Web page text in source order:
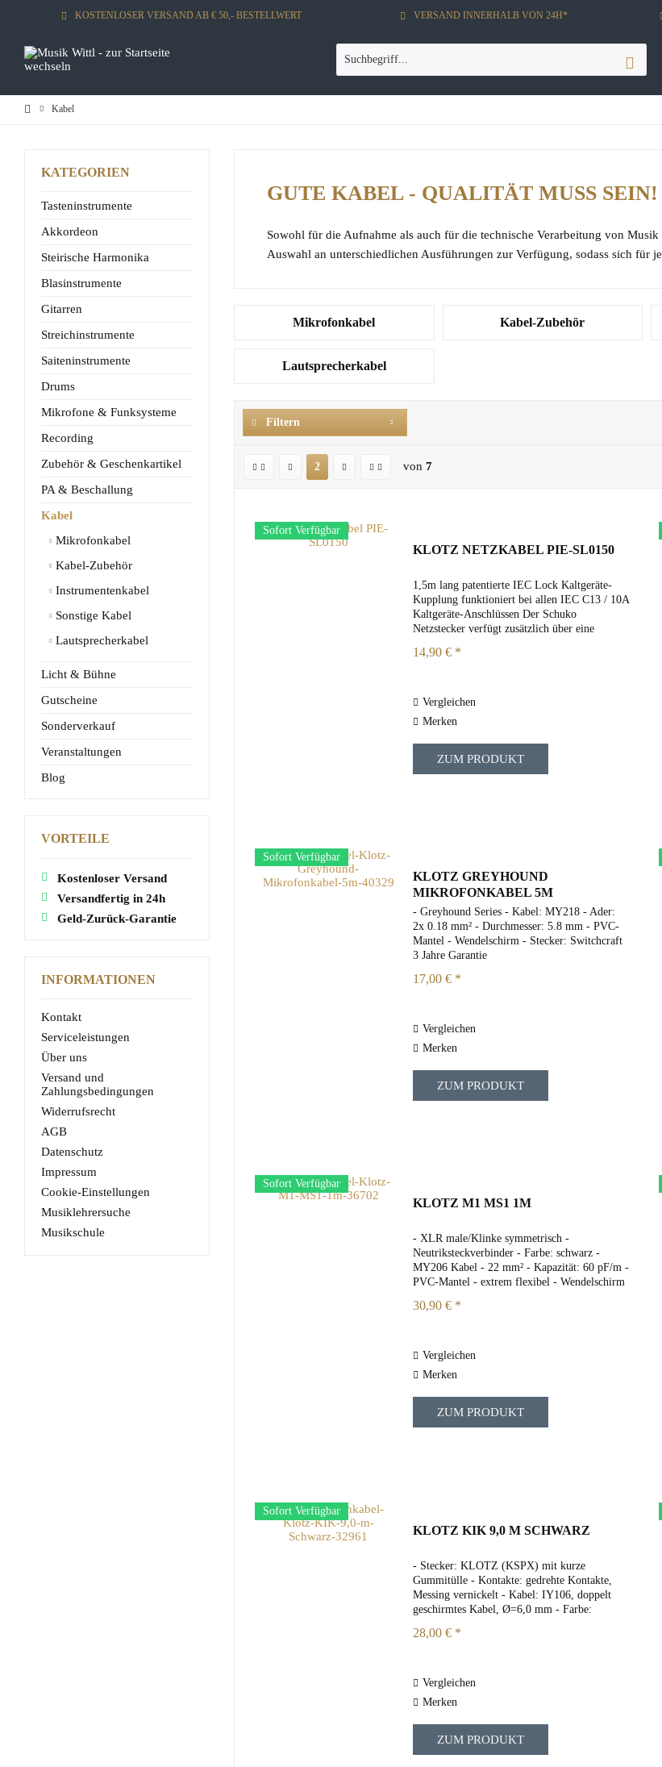
KOSTENLOSER VERSAND AB € 50,- BESTELLWERT VERSAND INNERHALB VON 24H*
Kabel
KATEGORIEN
Tasteninstrumente
Akkordeon
Steirische Harmonika
Blasinstrumente
Gitarren
Streichinstrumente
Saiteninstrumente
Drums
Mikrofone & Funksysteme
Recording
Zubehör & Geschenkartikel
PA & Beschallung
Kabel
Mikrofonkabel
Kabel-Zubehör
Instrumentenkabel
Sonstige Kabel
Lautsprecherkabel
Licht & Bühne
Gutscheine
Sonderverkauf
Veranstaltungen
Blog
VORTEILE
Kostenloser Versand
Versandfertig in 24h
Geld-Zurück-Garantie
INFORMATIONEN
Kontakt
Serviceleistungen
Über uns
Versand und
Zahlungsbedingungen
Widerrufsrecht
AGB
Datenschutz
Impressum
Cookie-Einstellungen
Musiklehrersuche
Musikschule
GUTE KABEL - QUALITÄT MUSS SEIN!
Sowohl für die Aufnahme als auch für die technische Verarbeitung von
Auswahl an unterschiedlichen Ausführungen zur Verfügung, sodass sich für
Mikrofonkabel Kabel-Zubehör
Lautsprecherkabel
Filtern
2 von 7
Sofort Verfügbar
KLOTZ NETZKABEL PIE-SL0150
1,5m lang patentierte IEC Lock Kaltgeräte-
Kupplung funktioniert bei allen IEC C13 / 10A
Kaltgeräte-Anschlüssen Der Schuko
Netzstecker verfügt zusätzlich über eine
französischer Netzdosen Zum Lösen des...
14,90 € *
Vergleichen
Merken
ZUM PRODUKT
Sofort Verfügbar
KLOTZ GREYHOUND
MIKROFONKABEL 5M
- Greyhound Series - Kabel: MY218 - Ader:
2x 0.18 mm² - Durchmesser: 5.8 mm - PVC-
Mantel - Wendelschirm - Stecker: Switchcraft
3 Jahre Garantie
17,00 € *
Vergleichen
Merken
ZUM PRODUKT
Sofort Verfügbar
KLOTZ M1 MS1 1M
- XLR male/Klinke symmetrisch -
Neutriksteckverbinder - Farbe: schwarz -
MY206 Kabel - 22 mm² - Kapazität: 60 pF/m -
PVC-Mantel - extrem flexibel - Wendelschirm
30,90 € *
Vergleichen
Merken
ZUM PRODUKT
Sofort Verfügbar
KLOTZ KIK 9,0 M SCHWARZ
- Stecker: KLOTZ (KSPX) mit kurze
Gummitülle - Kontakte: gedrehte Kontakte,
Messing vernickelt - Kabel: IY106, doppelt
geschirmtes Kabel, Ø=6,0 mm - Farbe:
28,00 € *
Vergleichen
Merken
ZUM PRODUKT